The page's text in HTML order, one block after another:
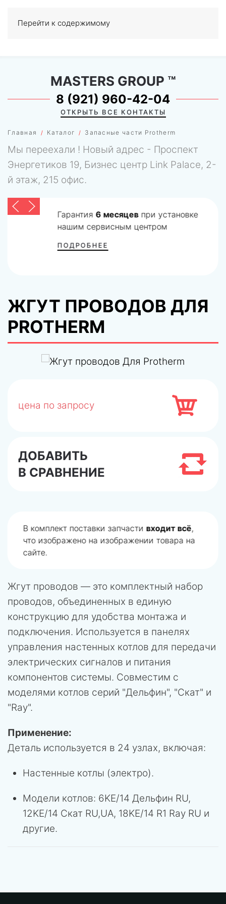
Перейти к содержимому
0
Главная Каталог Запасные части Protherm
MASTERS GROUP ™
8 (921) 960-42-04
ОТКРЫТЬ ВСЕ КОНТАКТЫ
Мы переехали ! Новый адрес - Проспект
Энергетиков 19, Бизнес центр Link Palace, 2-
й этаж, 215 офис.
Гарантия 6 месяцевпри установке
нашим сервисным центром
ПОДРОБНЕЕ
ЖГУТ ПРОВОДОВ ДЛЯ
PROTHERM
цена по запросу
ДОБАВИТЬ
В СРАВНЕНИЕ
В комплект поставки запчасти входит всё,
что изображено на изображении товара на
сайте.
Жгут проводов — это комплектный набор
проводов, объединенных в единую
конструкцию для удобства монтажа и
подключения. Используется в панелях
управления настенных котлов для передачи
электрических сигналов и питания
компонентов системы. Совместим с
моделями котлов серий "Дельфин", "Скат" и
"Ray".
Применение:
Деталь используется в 24 узлах, включая:
Настенные котлы (электро).
Модели котлов: 6KE/14 Дельфин RU,
12KE/14 Скат RU,UA, 18KE/14 R1 Ray RU и
другие.